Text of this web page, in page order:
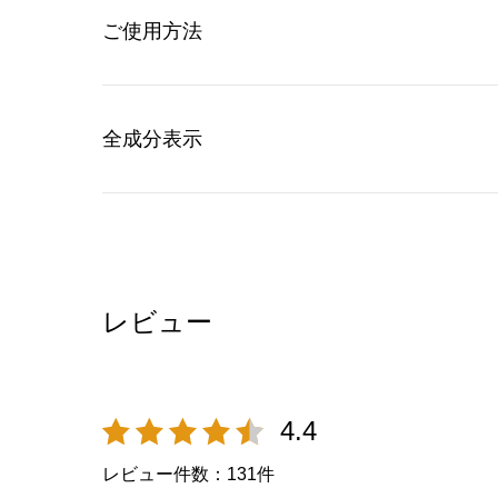
ご使用方法
全成分表示
レビュー
4.4
レビュー件数： 131件